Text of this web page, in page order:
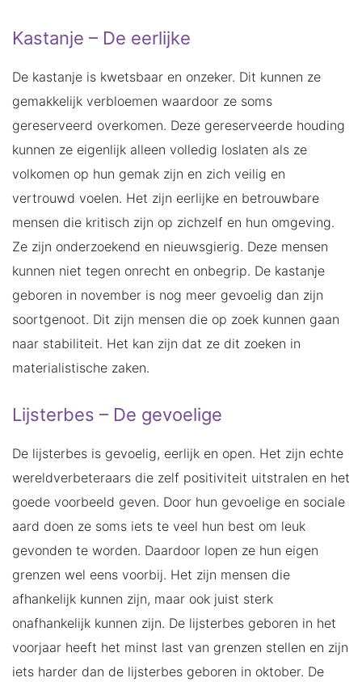
Kastanje – De eerlijke
De kastanje is kwetsbaar en onzeker. Dit kunnen ze
gemakkelijk verbloemen waardoor ze soms
gereserveerd overkomen. Deze gereserveerde houding
kunnen ze eigenlijk alleen volledig loslaten als ze
volkomen op hun gemak zijn en zich veilig en
vertrouwd voelen. Het zijn eerlijke en betrouwbare
mensen die kritisch zijn op zichzelf en hun omgeving.
Ze zijn onderzoekend en nieuwsgierig. Deze mensen
kunnen niet tegen onrecht en onbegrip. De kastanje
geboren in november is nog meer gevoelig dan zijn
soortgenoot. Dit zijn mensen die op zoek kunnen gaan
naar stabiliteit. Het kan zijn dat ze dit zoeken in
materialistische zaken.
Lijsterbes – De gevoelige
De lijsterbes is gevoelig, eerlijk en open. Het zijn echte
wereldverbeteraars die zelf positiviteit uitstralen en het
goede voorbeeld geven. Door hun gevoelige en sociale
aard doen ze soms iets te veel hun best om leuk
gevonden te worden. Daardoor lopen ze hun eigen
grenzen wel eens voorbij. Het zijn mensen die
afhankelijk kunnen zijn, maar ook juist sterk
onafhankelijk kunnen zijn. De lijsterbes geboren in het
voorjaar heeft het minst last van grenzen stellen en zijn
iets harder dan de lijsterbes geboren in oktober. De